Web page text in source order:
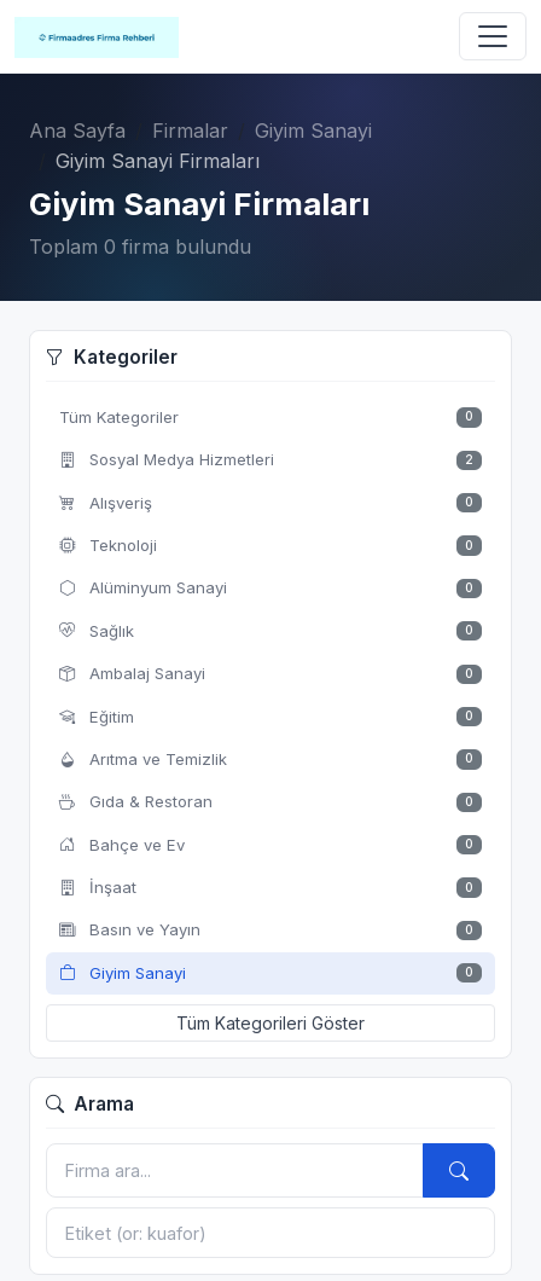
Ana Sayfa Firmalar
Giyim Sanayi
Giyim Sanayi Firmaları
Giyim Sanayi Firmaları
Toplam 0 firma bulundu
Kategoriler
Tüm Kategoriler 0
Sosyal Medya Hizmetleri 2
Alışveriş 0
Teknoloji 0
Alüminyum Sanayi 0
Sağlık 0
Ambalaj Sanayi 0
Eğitim 0
Arıtma ve Temizlik 0
Gıda & Restoran 0
Bahçe ve Ev 0
İnşaat 0
Basın ve Yayın 0
Giyim Sanayi 0
Tüm Kategorileri Göster
Arama